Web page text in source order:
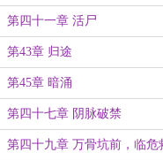
第四十一章 活尸
第43章 归途
第45章 暗涌
第四十七章 阴脉破禁
第四十九章 万骨坑前，临危